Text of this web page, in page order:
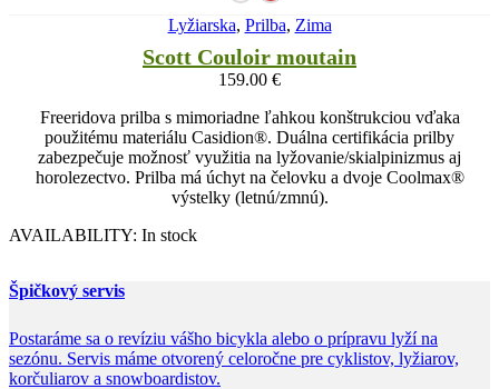
Lyžiarska, Prilba, Zima
Scott Couloir moutain
159.00 €
Freeridova prilba s mimoriadne ľahkou konštrukciou vďaka
použitému materiálu Casidion®. Duálna certifikácia prilby
zabezpečuje možnosť využitia na lyžovanie/skialpinizmus aj
horolezectvo. Prilba má úchyt na čelovku a dvoje Coolmax®
výstelky (letnú/zmnú).
AVAILABILITY: In stock
Špičkový servis
Postaráme sa o revíziu vášho bicykla alebo o prípravu lyží na
sezónu. Servis máme otvorený celoročne pre cyklistov, lyžiarov,
korčuliarov a snowboardistov.